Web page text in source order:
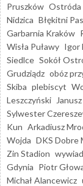
Pruszków Ostróda
Nidzica Błękitni
Garbarnia Kraków
Wisła Puławy Igor
Siedlce Sokół
Grudziądz obóz
Skiba plebiscyt
Leszczyński
Sylwester
Kun Arkadiusz
Wojda DKS Dobre
Zin Stadion wywiad
Gdynia Piotr
Michał Alancewicz